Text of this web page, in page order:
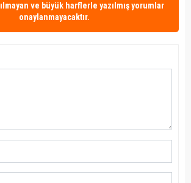
ve büyük harflerle yazılmış yorumlar
onaylanmayacaktır.